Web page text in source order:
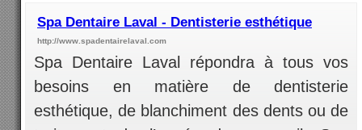
Spa Dentaire Laval - Dentisterie esthétique
http://www.spadentairelaval.com
Spa Dentaire Laval répondra à tous vos
besoins en matière de dentisterie
esthétique, de blanchiment des dents ou de